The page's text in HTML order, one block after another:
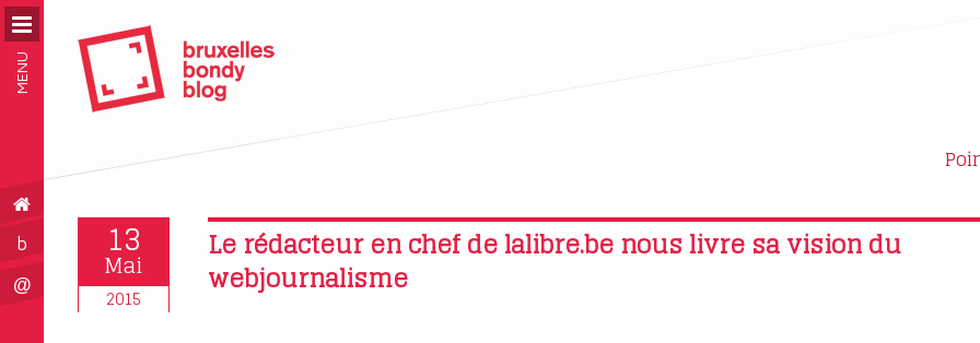
MENU
b
@
13
Mai
2015
Le rédacteur en chef de lalibre.be nous livre sa vision du
webjournalisme